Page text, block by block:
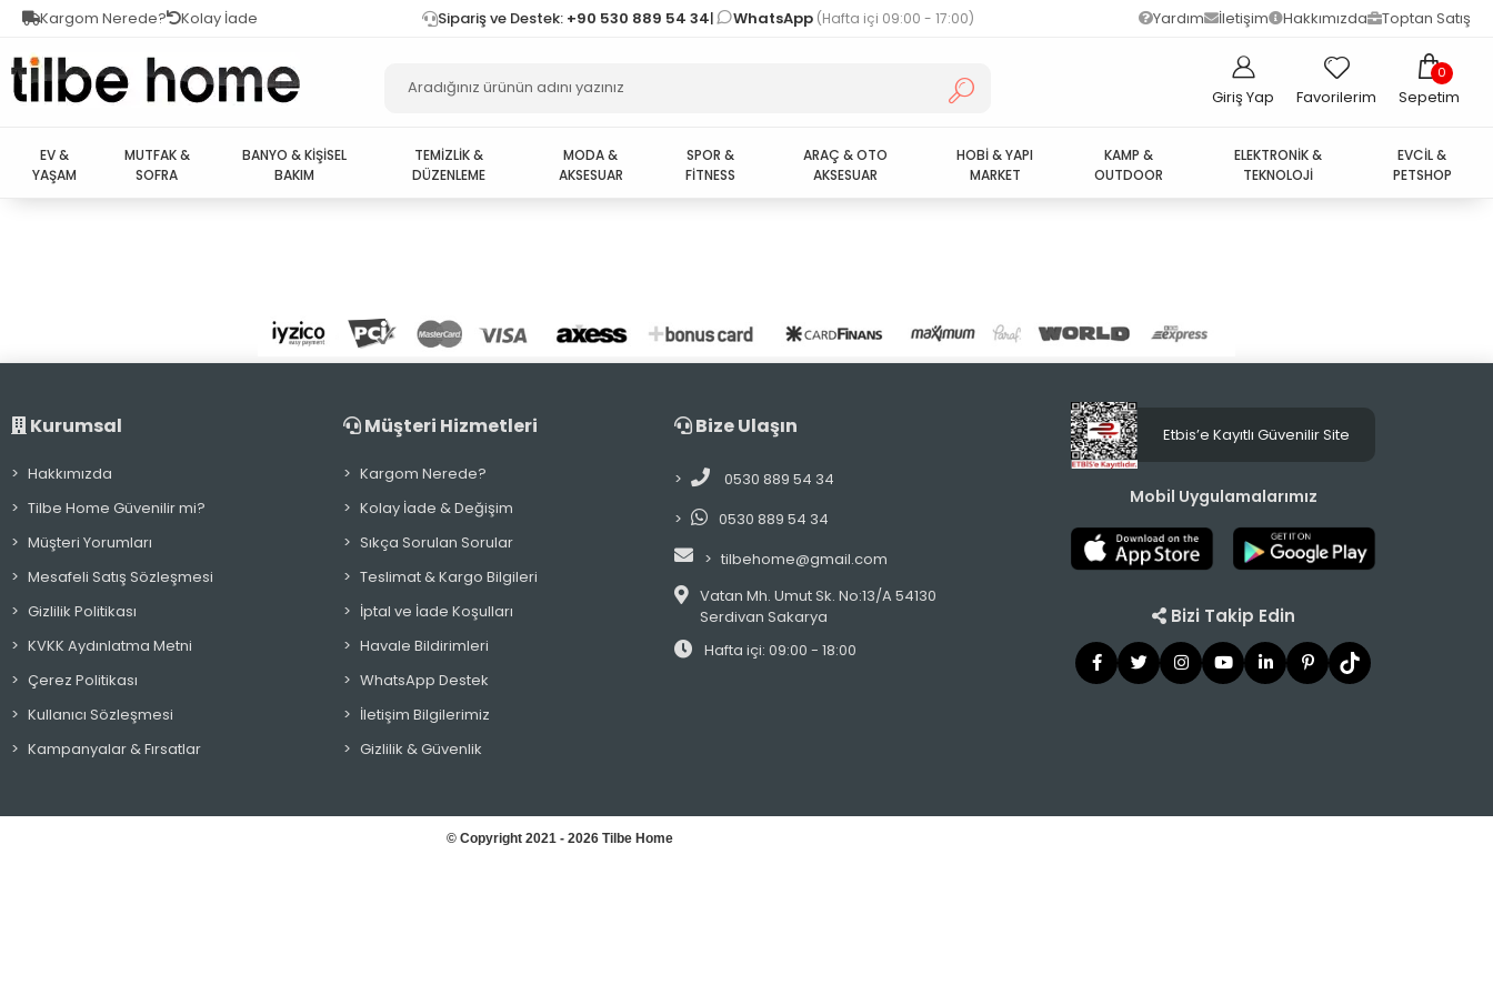
Kargom Nerede? Kolay İade Sipariş ve Destek: +90 530 889 54 34| WhatsApp (Hafta içi 09:00 - 17:00) Yardım İletişim Hakkımızda Toptan Satış
Giriş Yap Favorilerim
0
Sepetim
EV &
YAŞAM
MUTFAK &
SOFRA
BANYO & KİŞİSEL
BAKIM
TEMİZLİK &
DÜZENLEME
MODA &
AKSESUAR
SPOR &
FİTNESS
ARAÇ & OTO
AKSESUAR
HOBİ & YAPI
MARKET
KAMP &
OUTDOOR
ELEKTRONİK &
TEKNOLOJİ
EVCİL &
PETSHOP
Kurumsal
Hakkımızda
Tilbe Home Güvenilir mi?
Müşteri Yorumları
Mesafeli Satış Sözleşmesi
Gizlilik Politikası
KVKK Aydınlatma Metni
Çerez Politikası
Kullanıcı Sözleşmesi
Kampanyalar & Fırsatlar
Müşteri Hizmetleri
Kargom Nerede?
Kolay İade & Değişim
Sıkça Sorulan Sorular
Teslimat & Kargo Bilgileri
İptal ve İade Koşulları
Havale Bildirimleri
WhatsApp Destek
İletişim Bilgilerimiz
Gizlilik & Güvenlik
Bize Ulaşın
0530 889 54 34
0530 889 54 34
tilbehome@gmail.com
Vatan Mh. Umut Sk. No:13/A 54130
Serdivan Sakarya
Hafta içi: 09:00 - 18:00
Etbis’e Kayıtlı Güvenilir Site
Mobil Uygulamalarımız
Bizi Takip Edin
© Copyright 2021 - 2026 Tilbe Home